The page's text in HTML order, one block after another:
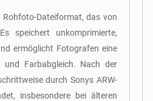
Dateiformat, das von
speichert unkomprimierte,
ermöglicht Fotografen eine
und Farbabgleich. Nach der
durch Sonys ARW-
insbesondere bei älteren